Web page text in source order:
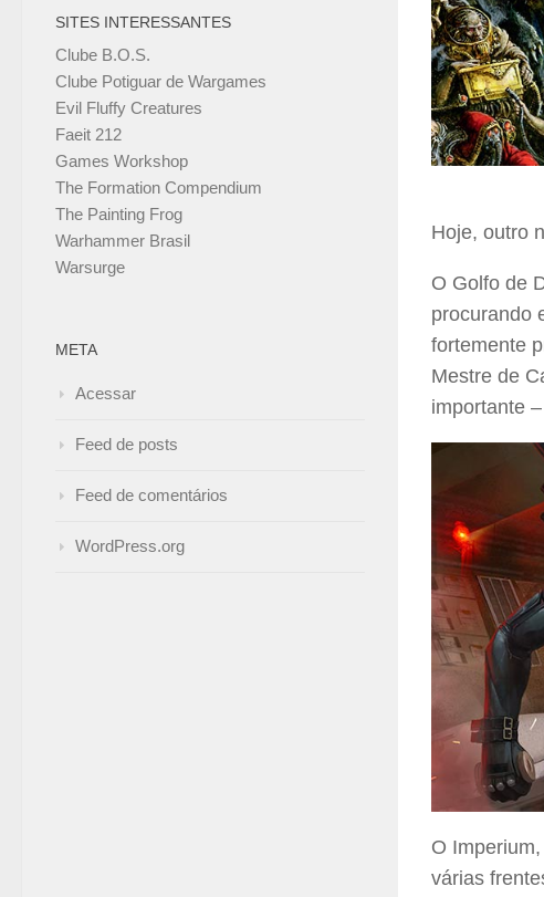
Hoje, outro
O Golfo de
procurando
fortemente
Mestre de
importante
O
várias
SITES INTERESSANTES
Clube B.O.S.
Clube Potiguar de Wargames
Evil Fluffy Creatures
Faeit 212
Games Workshop
The Formation Compendium
The Painting Frog
Warhammer Brasil
Warsurge
META
Acessar
Feed de posts
Feed de comentários
WordPress.org